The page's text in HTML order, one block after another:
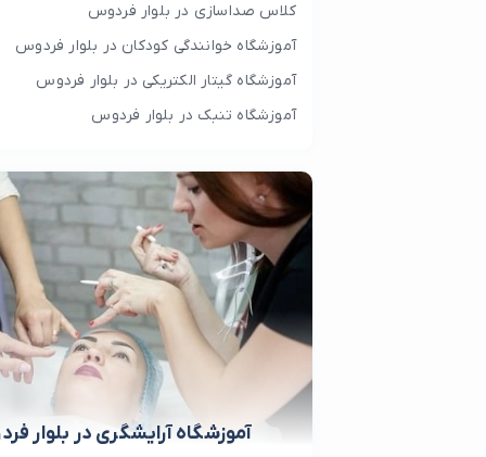
کلاس صداسازی در بلوار فردوس
آموزشگاه خوانندگی کودکان در بلوار فردوس
آموزشگاه گیتار الکتریکی در بلوار فردوس
آموزشگاه تنبک در بلوار فردوس
آموزشگاه آرایشگری در بلوار